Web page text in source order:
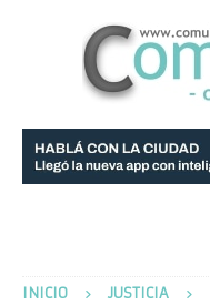
INICIO JUSTICIA